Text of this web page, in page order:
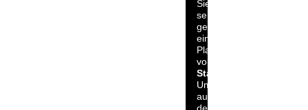
Sie
sehen
gerade
einen
Platzhalterinhalt
von
Standard
Um
auf
den